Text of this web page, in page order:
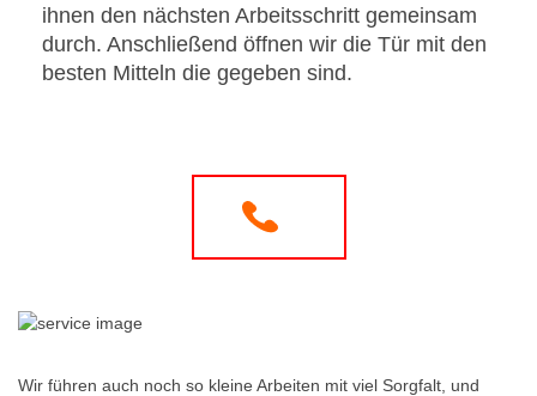
ihnen den nächsten Arbeitsschritt gemeinsam
durch. Anschließend öffnen wir die Tür mit den
besten Mitteln die gegeben sind.
Wir führen auch noch so kleine Arbeiten mit viel Sorgfalt, und